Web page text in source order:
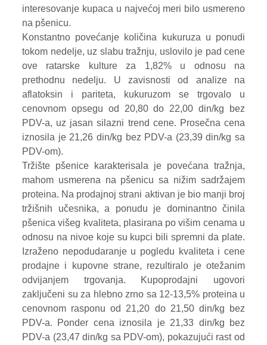
ŽIVA STOKA
BILTENI
REPORTERI
interesovanje kupaca u najvećoj meri bilo usmereno
na pšenicu.
Konstantno povećanje količina kukuruza u ponudi
tokom nedelje, uz slabu tražnju, uslovilo je pad cene
ove ratarske kulture za 1,82% u odnosu na
prethodnu nedelju. U zavisnosti od analize na
aflatoksin i pariteta, kukuruzom se trgovalo u
cenovnom opsegu od 20,80 do 22,00 din/kg bez
PDV-a, uz jasan silazni trend cene. Prosečna cena
iznosila je 21,26 din/kg bez PDV-a (23,39 din/kg sa
PDV-om).
Tržište pšenice karakterisala je povećana tražnja,
mahom usmerena na pšenicu sa nižim sadržajem
proteina. Na prodajnoj strani aktivan je bio manji broj
tržišnih učesnika, a ponudu je dominantno činila
pšenica višeg kvaliteta, plasirana po višim cenama u
odnosu na nivoe koje su kupci bili spremni da plate.
Izraženo nepodudaranje u pogledu kvaliteta i cene
prodajne i kupovne strane, rezultiralo je otežanim
odvijanjem trgovanja. Kupoprodajni ugovori
zaključeni su za hlebno zrno sa 12-13,5% proteina u
cenovnom rasponu od 21,20 do 21,50 din/kg bez
PDV-a. Ponder cena iznosila je 21,33 din/kg bez
PDV-a (23,47 din/kg sa PDV-om), pokazujući rast od